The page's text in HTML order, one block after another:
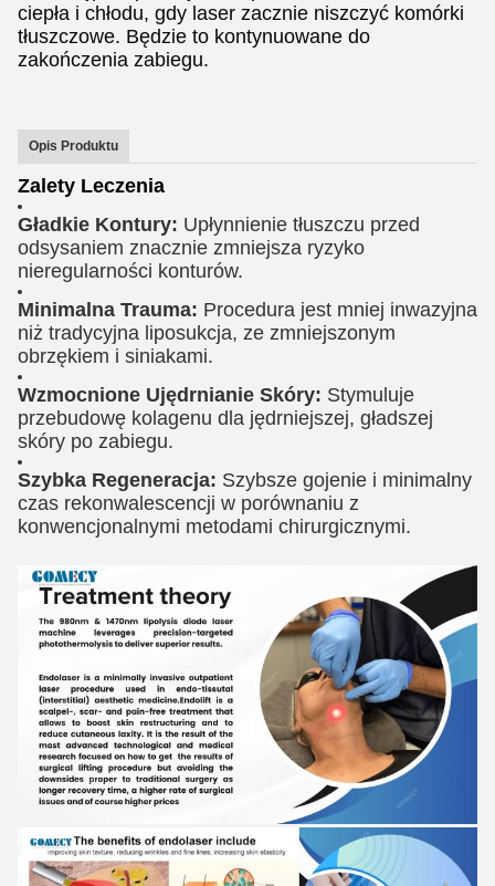
ciepła i chłodu, gdy laser zacznie niszczyć komórki
tłuszczowe. Będzie to kontynuowane do
zakończenia zabiegu.
Opis Produktu
Zalety Leczenia
Gładkie Kontury: Upłynnienie tłuszczu przed
odsysaniem znacznie zmniejsza ryzyko
nieregularności konturów.
Minimalna Trauma: Procedura jest mniej inwazyjna
niż tradycyjna liposukcja, ze zmniejszonym
obrzękiem i siniakami.
Wzmocnione Ujędrnianie Skóry: Stymuluje
przebudowę kolagenu dla jędrniejszej, gładszej
skóry po zabiegu.
Szybka Regeneracja: Szybsze gojenie i minimalny
czas rekonwalescencji w porównaniu z
konwencjonalnymi metodami chirurgicznymi.